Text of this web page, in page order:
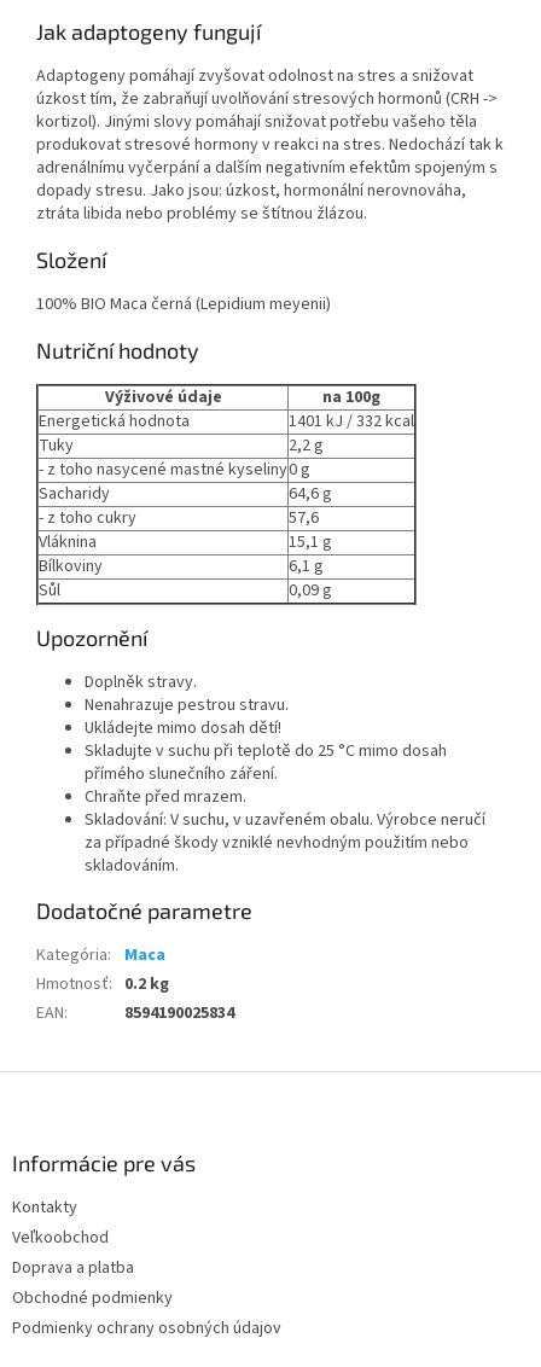
Jak adaptogeny fungují
Adaptogeny pomáhají zvyšovat odolnost na stres a snižovat
úzkost tím, že zabraňují uvolňování stresových hormonů (CRH ->
kortizol). Jinými slovy pomáhají snižovat potřebu vašeho těla
produkovat stresové hormony v reakci na stres. Nedochází tak k
adrenálnímu vyčerpání a dalším negativním efektům spojeným s
dopady stresu. Jako jsou: úzkost, hormonální nerovnováha,
ztráta libida nebo problémy se štítnou žlázou.
Složení
100% BIO Maca černá (Lepidium meyenii)
Nutriční hodnoty
Výživové údaje
na 100g
Energetická hodnota
1401 kJ / 332 kcal
Tuky
2,2 g
- z toho nasycené mastné kyseliny0 g
Sacharidy
64,6 g
- z toho cukry
57,6
Vláknina
15,1 g
Bílkoviny
6,1 g
Sůl
0,09 g
Upozornění
Doplněk stravy.
Nenahrazuje pestrou stravu.
Ukládejte mimo dosah dětí!
Skladujte v suchu při teplotě do 25 °C mimo dosah
přímého slunečního záření.
Chraňte před mrazem.
Skladování: V suchu, v uzavřeném obalu. Výrobce neručí
za případné škody vzniklé nevhodným použitím nebo
skladováním.
Dodatočné parametre
Kategória:
Maca
Hmotnosť: 0.2 kg
EAN: 8594190025834
Informácie pre vás
Kontakty
Veľkoobchod
Doprava a platba
Obchodné podmienky
Podmienky ochrany osobných údajov